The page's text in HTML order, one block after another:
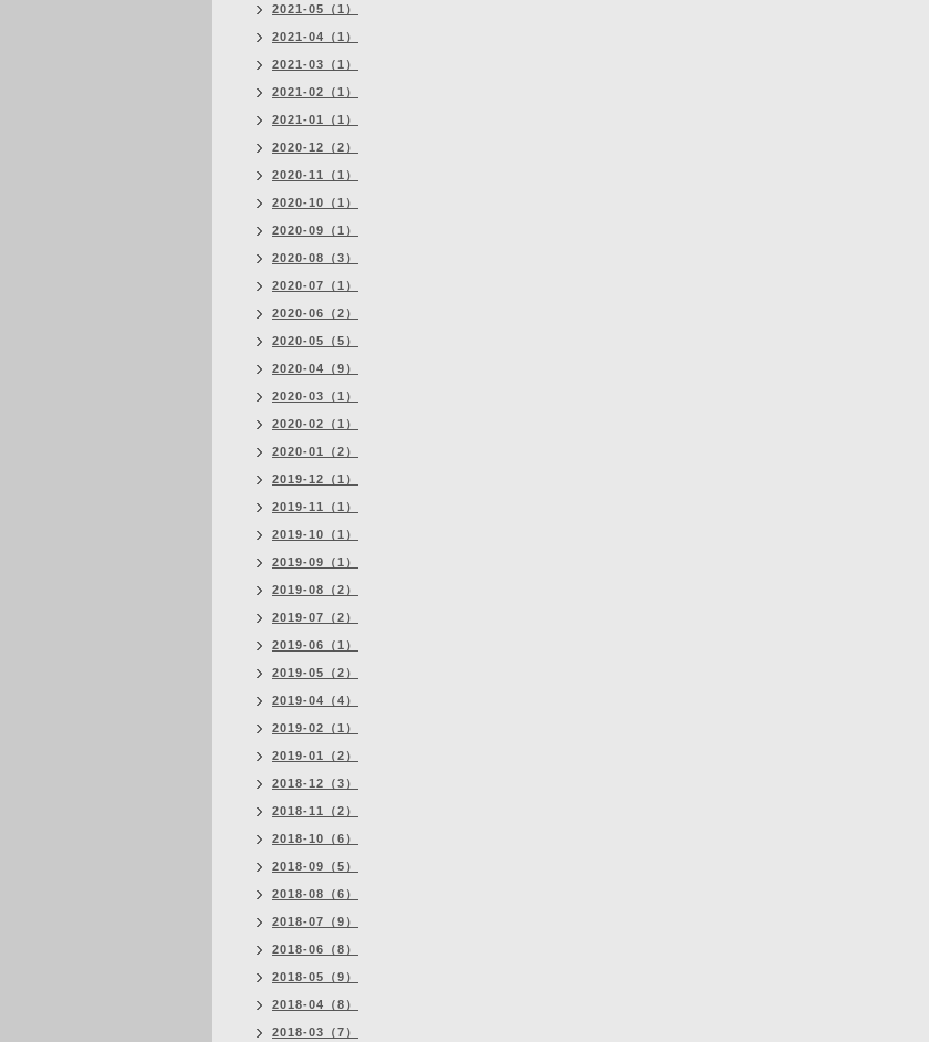
2021-05（1）
2021-04（1）
2021-03（1）
2021-02（1）
2021-01（1）
2020-12（2）
2020-11（1）
2020-10（1）
2020-09（1）
2020-08（3）
2020-07（1）
2020-06（2）
2020-05（5）
2020-04（9）
2020-03（1）
2020-02（1）
2020-01（2）
2019-12（1）
2019-11（1）
2019-10（1）
2019-09（1）
2019-08（2）
2019-07（2）
2019-06（1）
2019-05（2）
2019-04（4）
2019-02（1）
2019-01（2）
2018-12（3）
2018-11（2）
2018-10（6）
2018-09（5）
2018-08（6）
2018-07（9）
2018-06（8）
2018-05（9）
2018-04（8）
2018-03（7）